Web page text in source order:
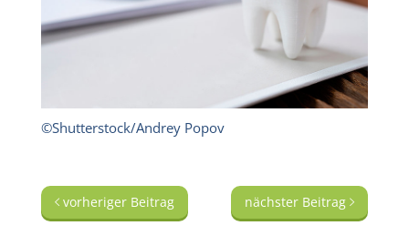
©Shutterstock/Andrey Popov
vorheriger Beitrag nächster Beitrag